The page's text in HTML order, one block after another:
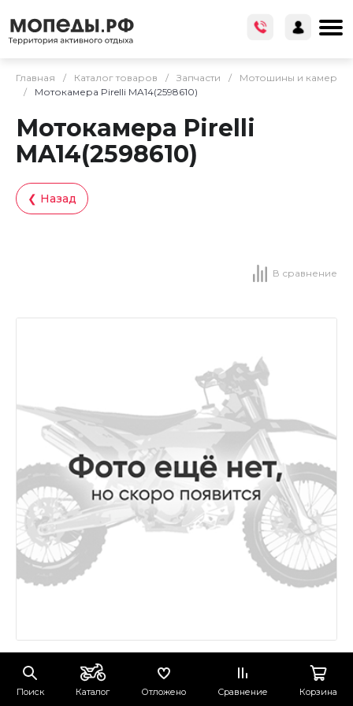
Поиск Каталог Отложено Сравнение Корзина
Главная / Каталог товаров / Запчасти /
Мотошины и камер
/
Мотокамера Pirelli MA14(2598610)
Мотокамера Pirelli
MA14(2598610)
❮ Назад
В сравнение